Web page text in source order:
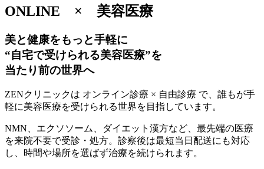
ONLINE × 美容医療
美と健康をもっと手軽に
“自宅で受けられる美容医療”を
当たり前の世界へ
ZENクリニックは オンライン診療 × 自由診療 で、誰もが手
軽に美容医療を受けられる世界を目指しています。
NMN、エクソソーム、ダイエット漢方など、最先端の医療
を来院不要で受診・処方。診察後は最短当日配送にも対応
し、時間や場所を選ばず治療を続けられます。